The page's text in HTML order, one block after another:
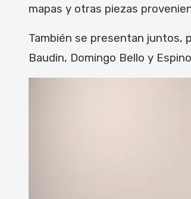
mapas y otras piezas
También se presentan juntos,
Baudin, Domingo Bello y